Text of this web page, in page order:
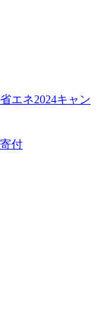
エネ2024キャン
付